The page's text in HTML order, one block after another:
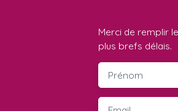
Merci de remplir
plus brefs délais.
Prénom